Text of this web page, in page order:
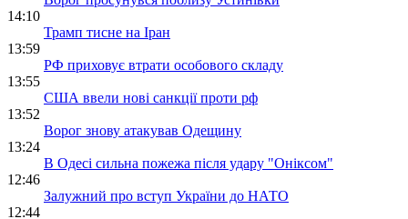
14:10
Трамп тисне на Іран
13:59
РФ приховує втрати особового складу
13:55
США ввели нові санкції проти рф
13:52
Ворог знову атакував Одещину
13:24
В Одесі сильна пожежа після удару "Оніксом"
12:46
Залужний про вступ України до НАТО
12:44